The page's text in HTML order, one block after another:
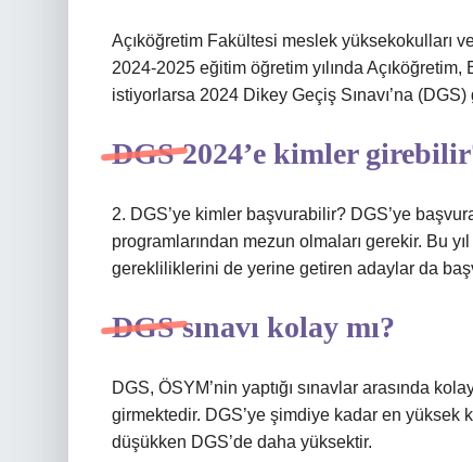
Açıköğretim Fakültesi meslek yüksekokulları
2024-2025 eğitim öğretim yılında
istiyorlarsa 2024 Dikey Geçiş Sınavı’na
DGS 2024’e kimler
2. DGS’ye kimler başvurabilir? DGS’ye
programlarından mezun olmaları gerekir. Bu
gerekliliklerini de yerine getiren adaylar da
DGS sınavı kolay mı?
DGS, ÖSYM’nin yaptığı sınavlar arasında
girmektedir. DGS’ye şimdiye kadar en yüksek
düşükken DGS’de daha yüksektir.